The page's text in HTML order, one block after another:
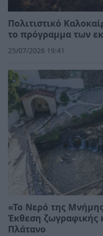
Πολιτιστικό
το πρόγραμμα των
25/07/2026 19:41
«Το Νερό της
Έκθεση ζωγραφικής
Πλάτανο